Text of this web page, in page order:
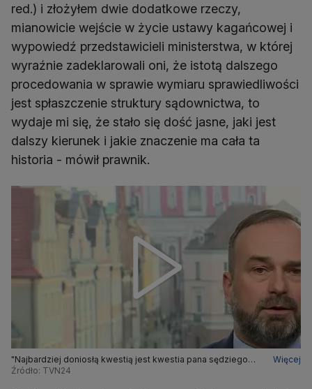
red.) i złożyłem dwie dodatkowe rzeczy,
mianowicie wejście w życie ustawy kagańcowej i
wypowiedź przedstawicieli ministerstwa, w której
wyraźnie zadeklarowali oni, że istotą dalszego
procedowania w sprawie wymiaru sprawiedliwości
jest spłaszczenie struktury sądownictwa, to
wydaje mi się, że stało się dość jasne, jaki jest
dalszy kierunek i jakie znaczenie ma cała ta
historia - mówił prawnik.
"Najbardziej doniosłą kwestią jest kwestia pana sędziego
Nawackiego"
Więcej
Źródło: TVN24